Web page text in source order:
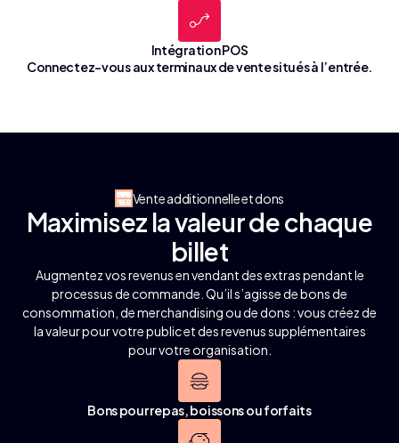
Intégration POS
Connectez-vous aux terminaux de vente situés à l’entrée.
Vente additionnelle et dons
Maximisez la valeur de chaque
billet
Augmentez vos revenus en vendant des extras pendant le
processus de commande. Qu’il s’agisse de bons de
consommation, de merchandising ou de dons : vous créez de
la valeur pour votre public et des revenus supplémentaires
pour votre organisation.
Bons pour repas, boissons ou forfaits